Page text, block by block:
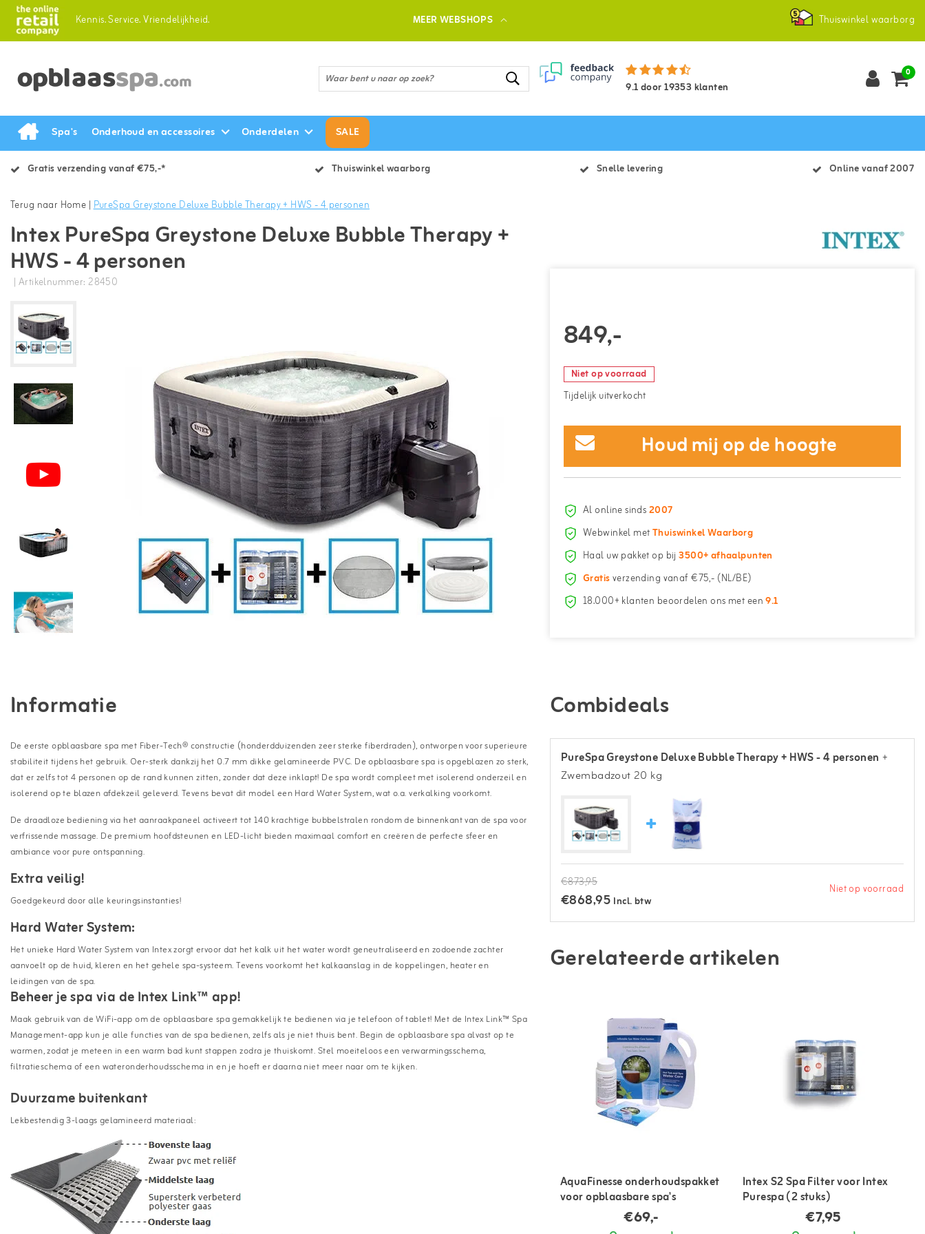
Kennis.Service.Vriendelijkheid. MEER WEBSHOPS Thuiswinkel waarborg
9.1door19353 klanten
0
Spa's Onderhoud en accessoires Onderdelen SALE
Gratis verzending vanaf €75,-* Thuiswinkel waarborg Snelle levering Online vanaf 2007
Terug naar Home |PureSpa Greystone Deluxe Bubble Therapy + HWS - 4 personen
Intex PureSpa Greystone Deluxe Bubble Therapy +
HWS - 4 personen
| Artikelnummer: 28450
849,-
Niet op voorraad
Tijdelijk uitverkocht
Houd mij op de hoogte
Al online sinds2007
Webwinkel metThuiswinkel Waarborg
Haal uw pakket op bij3500+ afhaalpunten
Gratisverzending vanaf €75,- (NL/BE)
18.000+ klanten beoordelen ons met een9.1
Informatie
De eerste opblaasbare spa met Fiber-Tech® constructie (honderdduizenden zeer sterke fiberdraden), ontworpen voor superieure
stabiliteit tijdens het gebruik. Oer-sterk dankzij het 0.7 mm dikke gelamineerde PVC. De opblaasbare spa is opgeblazen zo sterk,
dat er zelfs tot 4 personen op de rand kunnen zitten, zonder dat deze inklapt! De spa wordt compleet met isolerend onderzeil en
isolerend op te blazen afdekzeil geleverd. Tevens bevat dit model een Hard Water System, wat o.a. verkalking voorkomt.
De draadloze bediening via het aanraakpaneel activeert tot 140 krachtige bubbelstralen rondom de binnenkant van de spa voor
verfrissende massage. De premium hoofdsteunen en LED-licht bieden maximaal comfort en creëren de perfecte sfeer en
ambiance voor pure ontspanning.
Extra veilig!
Goedgekeurd door alle keuringsinstanties!
Hard Water System:
Het unieke Hard Water System van Intex zorgt ervoor dat het kalk uit het water wordt geneutraliseerd en zodoende zachter
aanvoelt op de huid, kleren en het gehele spa-systeem. Tevens voorkomt het kalkaanslag in de koppelingen, heater en
leidingen van de spa.
Beheer je spa via de Intex Link™ app!
Maak gebruik van de WiFi-app om de opblaasbare spa gemakkelijk te bedienen via je telefoon of tablet! Met de Intex Link™ Spa
Management-app kun je alle functies van de spa bedienen, zelfs als je niet thuis bent. Begin de opblaasbare spa alvast op te
warmen, zodat je meteen in een warm bad kunt stappen zodra je thuiskomt. Stel moeiteloos een verwarmingsschema,
filtratieschema of een wateronderhoudsschema in en je hoeft er daarna niet meer naar om te kijken.
Duurzame buitenkant
Lekbestendig 3-laags gelamineerd materiaal:
Combideals
PureSpa Greystone Deluxe Bubble Therapy + HWS - 4 personen +
Zwembadzout 20 kg
€873,95
€868,95 Incl. btw
Niet op voorraad
Gerelateerde artikelen
AquaFinesse onderhoudspakket
voor opblaasbare spa's
€69,-
Intex S2 Spa Filter voor Intex
Purespa (2 stuks)
€7,95